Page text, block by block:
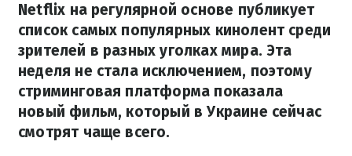
Netflix на регулярной основе публикует
список самых популярных кинолент среди
зрителей в разных уголках мира. Эта
неделя не стала исключением, поэтому
стриминговая платформа показала
новый фильм, который в Украине сейчас
смотрят чаще всего.